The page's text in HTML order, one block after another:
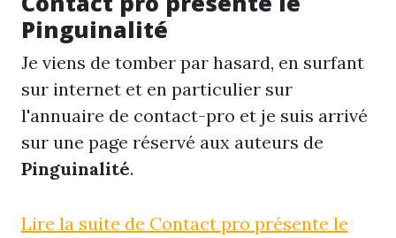
Pinguinalité
Je viens de tomber par hasard, en surfant
sur internet et en particulier sur
l'annuaire de contact-pro et je suis arrivé
sur une page réservé aux auteurs de
Pinguinalité.
Lire la suite de Contact pro présente le